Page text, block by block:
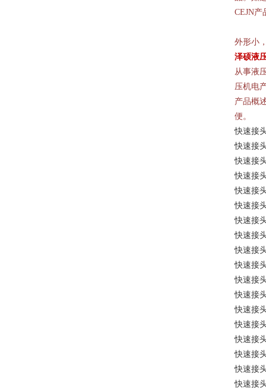
CEJN产
外形小
泽硕液
从事液
压机电
产品概
便。
快速接
快速接
快速接
快速接
快速接
快速接
快速接
快速接
快速接
快速接
快速接
快速接
快速接
快速接
快速接
快速接
快速接
快速接